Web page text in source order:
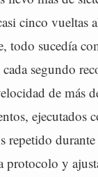
cinco vueltas
todo sucedía
segundo
de más
ejecutados
repetido durante
protocolo y